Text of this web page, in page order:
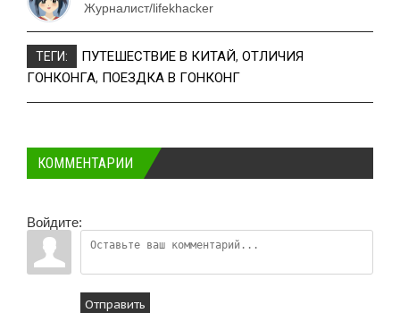
Журналист/lifekhacker
ТЕГИ: ПУТЕШЕСТВИЕ В КИТАЙ, ОТЛИЧИЯ
ГОНКОНГА, ПОЕЗДКА В ГОНКОНГ
КОММЕНТАРИИ
Войдите:
Отправить